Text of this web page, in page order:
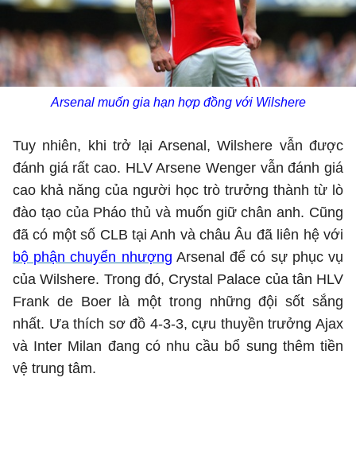
Arsenal muốn gia hạn hợp đồng với Wilshere
Tuy nhiên, khi trở lại Arsenal, Wilshere vẫn được
đánh giá rất cao. HLV Arsene Wenger vẫn đánh giá
cao khả năng của người học trò trưởng thành từ lò
đào tạo của Pháo thủ và muốn giữ chân anh. Cũng
đã có một số CLB tại Anh và châu Âu đã liên hệ với
bộ phận chuyển nhượng Arsenal để có sự phục vụ
của Wilshere. Trong đó, Crystal Palace của tân HLV
Frank de Boer là một trong những đội sốt sắng
nhất. Ưa thích sơ đồ 4-3-3, cựu thuyền trưởng Ajax
và Inter Milan đang có nhu cầu bổ sung thêm tiền
vệ trung tâm.